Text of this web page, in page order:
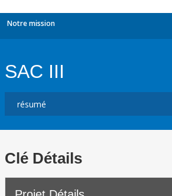
Notre mission
SAC III
Clé Détails